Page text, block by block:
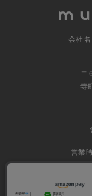
会社
〒
寺
営業